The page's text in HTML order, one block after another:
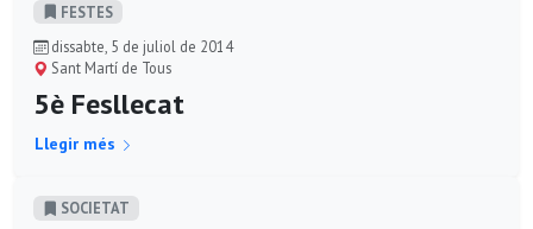
FESTES
dissabte, 5 de juliol de 2014
Sant Martí de Tous
5è Fesllecat
Llegir més
SOCIETAT